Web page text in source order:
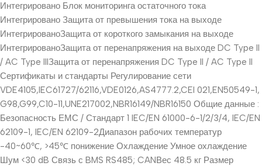
Интегрировано Блок мониторинга остаточного тока
Интегрировано Защита от превышения тока на выходе
ИнтегрированоЗащита от короткого замыкания на выходе
ИнтегрированоЗащита от перенапряжения на выходе DC Type II
/ AC Type IIIЗащита от перенапряжения DC Type II / AC Type II
Сертификаты и стандарты Регулирование сети
VDE4105,IEC61727/62116,VDE0126,AS4777.2,CEI 021,EN50549-1,
G98,G99,C10-11,UNE217002,NBR16149/NBR16150 Общие данные :
Безопасность ЕМС / Стандарт 1 IEC/EN 61000-6-1/2/3/4, IEC/EN
62109-1, IEC/EN 62109-2Диапазон рабочих температур
-40~60℃, >45℃ понижение Охлаждение Умное охлаждение
Шум <30 dB Связь с BMS RS485; CANВес 48.5 кг Размер